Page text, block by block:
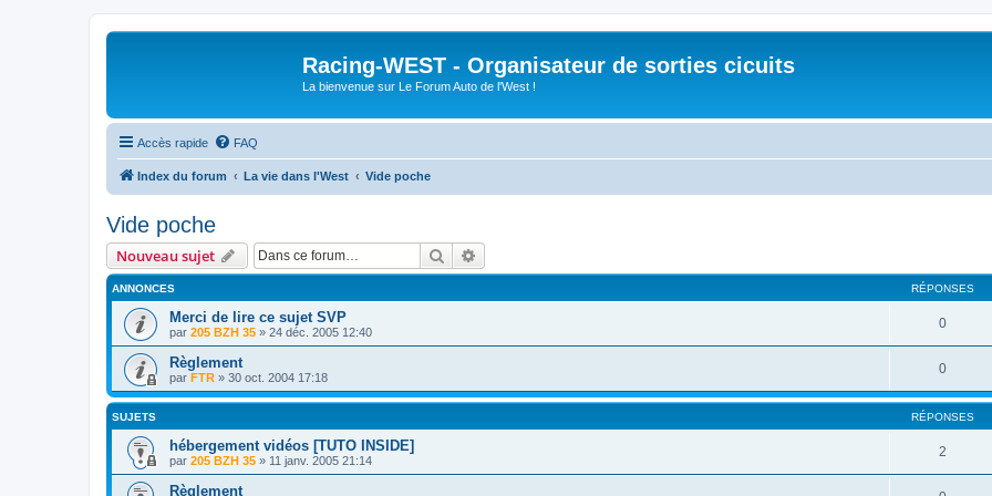
Racing-WEST - Organisateur de sorties cicuits
La bienvenue sur Le Forum Auto de l'West !
Accès rapide FAQ
Index du forum La vie dans l'West Vide poche
Vide poche
Nouveau sujet Rechercher
ANNONCES RÉPONSES
Merci de lire ce sujet SVP
par 205 BZH 35 » 24 déc. 2005 12:40
0
Règlement
par FTR » 30 oct. 2004 17:18
0
SUJETS RÉPONSES
hébergement vidéos [TUTO INSIDE]
par 205 BZH 35 » 11 janv. 2005 21:14
2
Règlement